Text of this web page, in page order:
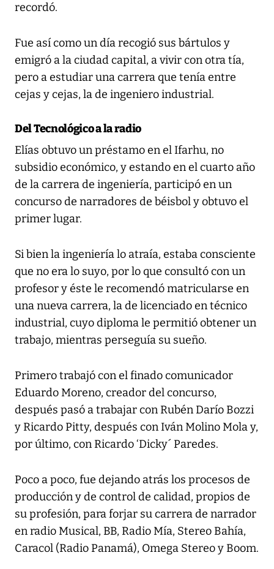
recordó.
Fue así como un día recogió sus bártulos y
emigró a la ciudad capital, a vivir con otra tía,
pero a estudiar una carrera que tenía entre
cejas y cejas, la de ingeniero industrial.
Del Tecnológico a la radio
Elías obtuvo un préstamo en el Ifarhu, no
subsidio económico, y estando en el cuarto año
de la carrera de ingeniería, participó en un
concurso de narradores de béisbol y obtuvo el
primer lugar.
Si bien la ingeniería lo atraía, estaba consciente
que no era lo suyo, por lo que consultó con un
profesor y éste le recomendó matricularse en
una nueva carrera, la de licenciado en técnico
industrial, cuyo diploma le permitió obtener un
trabajo, mientras perseguía su sueño.
Primero trabajó con el finado comunicador
Eduardo Moreno, creador del concurso,
después pasó a trabajar con Rubén Darío Bozzi
y Ricardo Pitty, después con Iván Molino Mola y,
por último, con Ricardo ‘Dicky´ Paredes.
Poco a poco, fue dejando atrás los procesos de
producción y de control de calidad, propios de
su profesión, para forjar su carrera de narrador
en radio Musical, BB, Radio Mía, Stereo Bahía,
Caracol (Radio Panamá), Omega Stereo y Boom.